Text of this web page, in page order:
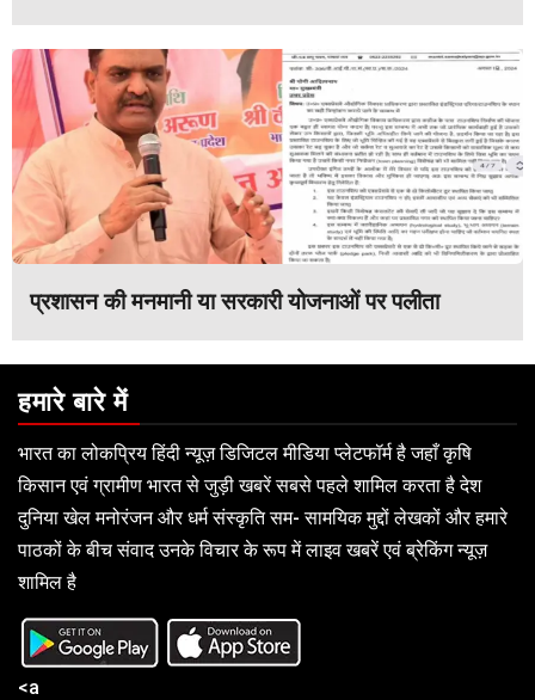
प्रशासन की मनमानी या सरकारी योजनाओं पर पलीता
हमारे बारे में
भारत का लोकप्रिय हिंदी न्यूज़ डिजिटल मीडिया प्लेटफॉर्म है जहाँ कृषि
किसान एवं ग्रामीण भारत से जुड़ी खबरें सबसे पहले शामिल करता है देश
दुनिया खेल मनोरंजन और धर्म संस्कृति सम- सामयिक मुद्दों लेखकों और हमारे
पाठकों के बीच संवाद उनके विचार के रूप में लाइव खबरें एवं ब्रेकिंग न्यूज़
शामिल है
<a